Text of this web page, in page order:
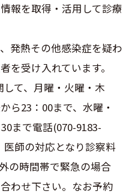
報を取得・活用して診療
発熱その他感染症を疑わ
を受け入れています。
て、月曜・火曜・木
ら23：00まで、水曜・
まで電話(070-9183-
師の対応となり診察料
の時間帯で緊急の場合
わせ下さい。なお予約